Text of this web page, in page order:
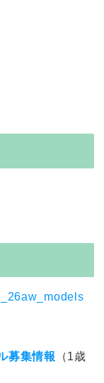
募集情報 （1歳